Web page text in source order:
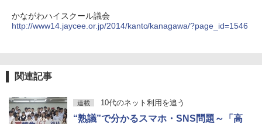
かながわハイスクール議会
http://www14.jaycee.or.jp/2014/kanto/kanagawa/?page_id=1546
関連記事
連載 10代のネット利用を追う
“熟議”で分かるスマホ・SNS問題～「高